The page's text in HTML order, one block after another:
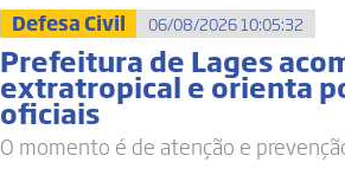
Defesa Civil 06/08/2026 10:05:32
Prefeitura de Lages
extratropical e orienta
oficiais
O momento é de atenção e